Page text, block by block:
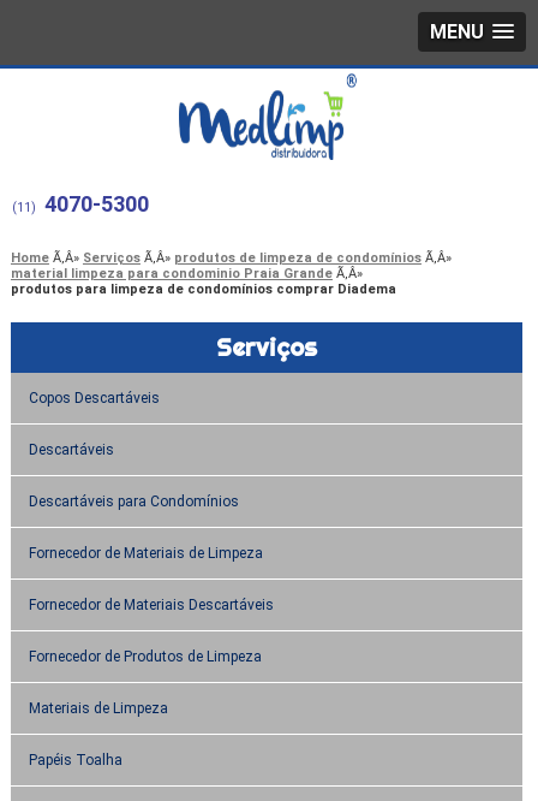
MENU
(11) 4070-5300
Home Serviços
produtos de limpeza de condomínios
material limpeza para condominio Praia Grande
produtos para limpeza de condomínios comprar Diadema
Serviços
Copos Descartáveis
Descartáveis
Descartáveis para Condomínios
Fornecedor de Materiais de Limpeza
Fornecedor de Materiais Descartáveis
Fornecedor de Produtos de Limpeza
Materiais de Limpeza
Papéis Toalha